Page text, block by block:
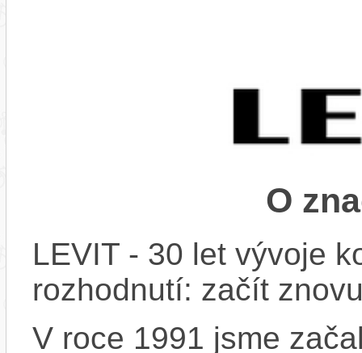
O
LEVIT - 30 let vývoje
rozhodnutí: začít
V roce 1991 jsme